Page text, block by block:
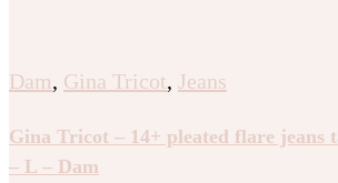
Dam, Gina Tricot, Jeans
Gina Tricot – 14+ pleated flare jeans
– L – Dam